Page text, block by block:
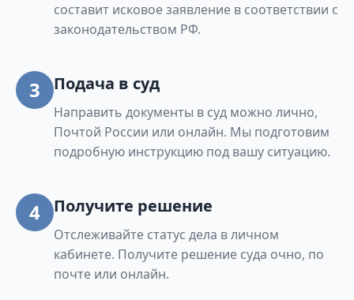
составит исковое заявление в соответствии с
законодательством РФ.
3 Подача в суд
Направить документы в суд можно лично,
Почтой России или онлайн. Мы подготовим
подробную инструкцию под вашу ситуацию.
4 Получите решение
Отслеживайте статус дела в личном
кабинете. Получите решение суда очно, по
почте или онлайн.